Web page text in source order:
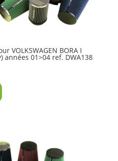
VOLKSWAGEN BORA I
années 01>04 ref. DWA138